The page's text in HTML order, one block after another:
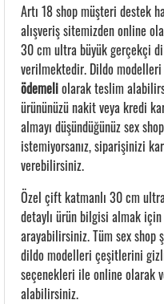
Artı 18 shop müşteri destek
alışveriş sitemizden online
30 cm ultra büyük gerçekçi
verilmektedir. Dildo
ödemeliolarak teslim
ürününüzü nakit veya kredi
almayı düşündüğünüz sex
istemiyorsanız, siparişinizi
verebilirsiniz.
Özel çift katmanlı 30 cm
detaylı ürün bilgisi almak
arayabilirsiniz. Tüm sex
dildo modelleri çeşitlerini
seçenekleri ile online olarak
alabilirsiniz.